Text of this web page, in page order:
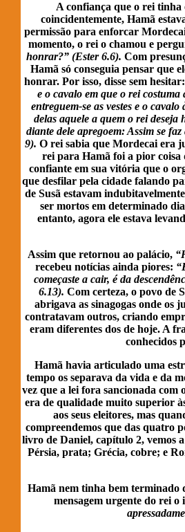
A confiança que o rei tinha
coincidentemente, Hamã
permissão para enforcar
momento, o rei o chamou e
honrar?” (Ester 6.6). Com
Hamã só conseguia pensar que
honrar. Por isso, disse sem
e o cavalo em que o rei
entreguem-se as vestes e o
delas aquele a quem o rei
diante dele apregoem: Assim se
9). O rei sabia que Mordecai era
rei para Hamã foi a pior coisa
confiante em sua vitória que o
que desfilar pela cidade falando
de Susã estavam
ser mortos em determinado
entanto, agora ele estava
Assim que retornou ao palácio,
recebeu notícias ainda piores:
começaste a cair, é da
6.13). Com certeza, o povo de
abrigava as sinagogas onde os
contratavam outros, criando
eram diferentes dos de hoje. A
conhecidos
Hamã havia articulado uma
tempo os separava da vida e da
vez que a lei fora sancionada com
era de qualidade muito superior
aos seus eleitores, mas
compreendemos que das quatro
livro de Daniel, capítulo 2, vemos
Pérsia, prata; Grécia, cobre; e
Hamã nem tinha bem terminado
mensagem urgente do rei